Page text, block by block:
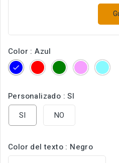
Color : Azul
Azul Rojo VerdeRosa
Personalizado : SI
SI
NO
Color del texto : Negro